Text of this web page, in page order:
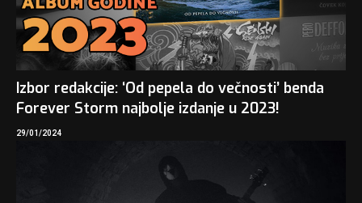
Izbor redakcije: ‘Od pepela do večnosti’ benda
Forever Storm najbolje izdanje u 2023!
29/01/2024